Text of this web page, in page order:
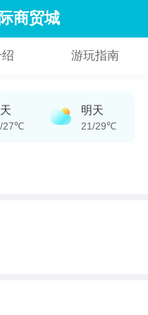
商贸城
游玩指南
27℃
明天
21/29℃